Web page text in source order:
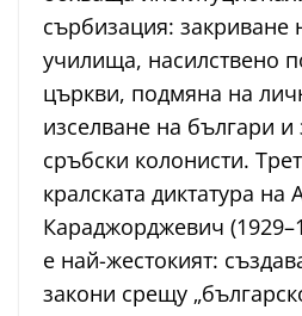
сърбизация: закриване
училища, насилствено
църкви, подмяна на
изселване на българи и
сръбски колонисти.
кралската диктатура на
Караджорджевич
е най-жестокият:
закони срещу